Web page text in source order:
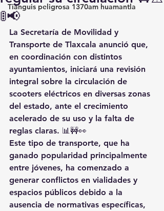
Tianguis peligrosa 1370am huamantla
🚦📢
La Secretaría de Movilidad y
Transporte de Tlaxcala anunció que,
en coordinación con distintos
ayuntamientos, iniciará una revisión
integral sobre la circulación de
scooters eléctricos en diversas zonas
del estado, ante el crecimiento
acelerado de su uso y la falta de
reglas claras. 📊🚧👀
Este tipo de transporte, que ha
ganado popularidad principalmente
entre jóvenes, ha comenzado a
generar conflictos en vialidades y
espacios públicos debido a la
ausencia de normativas específicas,